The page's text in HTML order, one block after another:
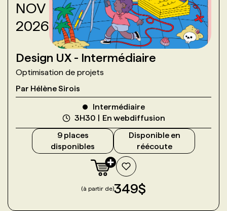
NOV
2026
Design UX - Intermédiaire
Optimisation de projets
Par Hélène Sirois
Intermédiaire
3H30
En webdiffusion
9places
disponibles
Disponible en
réécoute
(à partir de)349$